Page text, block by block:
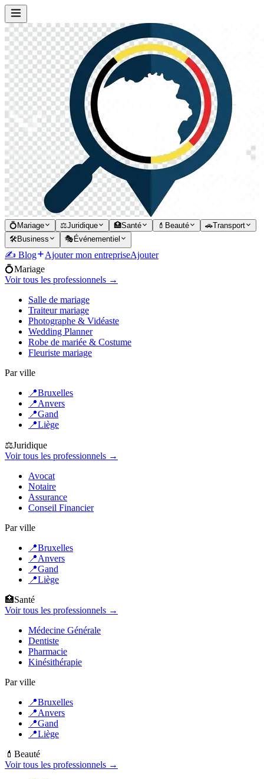
💍 Mariage ⚖️Juridique 🏥Santé 💄 Beauté 🚗Transport
🛠️Business 🎭 Événementiel
✍️ Blog Ajouter mon entrepriseAjouter
💍Mariage
Voir tous les professionnels →
Salle de mariage
Traiteur mariage
Photographe & Vidéaste
Wedding Planner
Robe de mariée & Costume
Fleuriste mariage
Par ville
📍Bruxelles
📍Anvers
📍Gand
📍Liège
⚖️Juridique
Voir tous les professionnels →
Avocat
Notaire
Assurance
Conseil Financier
Par ville
📍Bruxelles
📍Anvers
📍Gand
📍Liège
🏥Santé
Voir tous les professionnels →
Médecine Générale
Dentiste
Pharmacie
Kinésithérapie
Par ville
📍Bruxelles
📍Anvers
📍Gand
📍Liège
💄 Beauté
Voir tous les professionnels →